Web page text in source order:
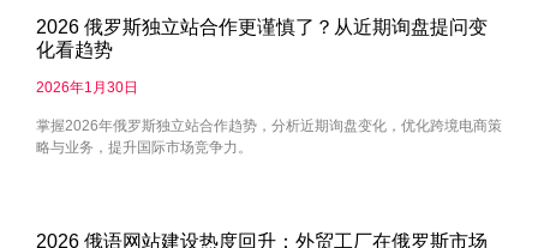
2026 俄罗斯独立站合作更谨慎了？从近期询盘提问变
化看趋势
2026年1月30日
掌握2026年俄罗斯独立站合作趋势，分析近期询盘变化，优化跨境电商策
略与业务，提升国际市场竞争力。
2026 俄语网站建设热度回升：外贸工厂在俄罗斯市场